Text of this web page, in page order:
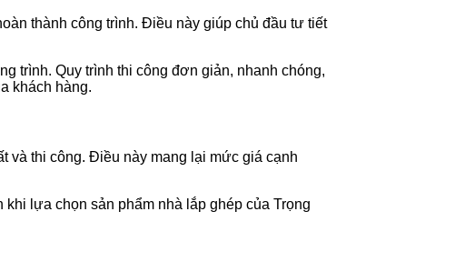
thành công trình. Điều này giúp chủ đầu tư tiết
trình. Quy trình thi công đơn giản, nhanh chóng,
khách hàng.
và thi công. Điều này mang lại mức giá cạnh
lựa chọn sản phẩm nhà lắp ghép của Trọng